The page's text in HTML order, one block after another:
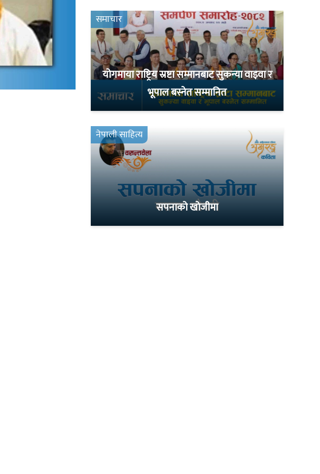
समाचार
योगमाया राष्ट्रिय स्रष्टा सम्मानबाट सुकन्या वाइवा र
भूपाल बस्नेत सम्मानित
नेपाली साहित्य
सपनाको खोजीमा